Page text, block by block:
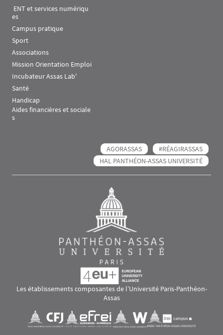
es
Campus pratique
Sport
Associations
Mission Orientation Emploi
Incubateur Assas Lab'
Santé
Handicap
Aides financières et sociale
s
AGORASSAS
#RÉAGIRASSAS
HAL PANTHÉON-ASSAS UNIVERSITÉ
Les établissements composantes de l’Université Paris-Panthéon-
Assas
Visuel svgVisuel svg Visuel svgVisuel svg